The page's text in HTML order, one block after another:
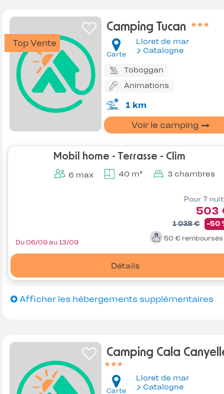
Top Vente
Camping Tucan
Carte
Lloret de mar
Catalogne
Toboggan
Animations
1 km
Voir le camping
Mobil home - Terrasse - Clim
6 max 40 m² 3 chambres
Pour 7
503
1 038 € -50
50 € remboursés
Détails
Du 06/09 au 13/09
Afficher les hébergements supplémentaires
Camping Cala
Carte
Lloret de mar
Catalogne